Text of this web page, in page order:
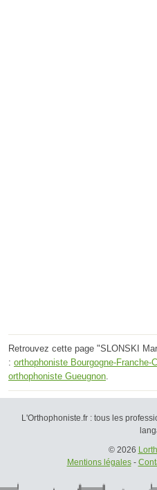
Retrouvez cette page "SLONSKI
: orthophoniste Bourgogne-Franche-
orthophoniste Gueugnon.
L'Orthophoniste.fr : tous les
© 2026
Mentions légales-